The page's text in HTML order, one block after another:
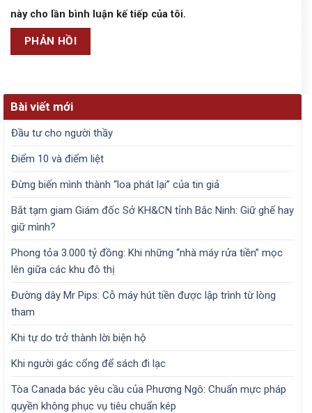
này cho lần bình luận kế tiếp của tôi.
Bài viết mới
Đầu tư cho người thầy
Điểm 10 và điểm liệt
Đừng biến mình thành “loa phát lại” của tin giả
Bắt tạm giam Giám đốc Sở KH&CN tỉnh Bắc Ninh: Giữ ghế hay
giữ mình?
Phong tỏa 3.000 tỷ đồng: Khi những “nhà máy rửa tiền” mọc
lên giữa các khu đô thị
Đường dây Mr Pips: Cỗ máy hút tiền được lập trình từ lòng
tham
Khi tự do trở thành lời biện hộ
Khi người gác cổng để sách đi lạc
Tòa Canada bác yêu cầu của Phương Ngô: Chuẩn mực pháp
quyền không phục vụ tiêu chuẩn kép